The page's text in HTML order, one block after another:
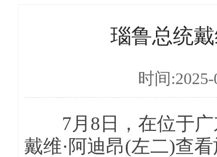
瑙鲁总统
时间
7月8日，在位于广
戴维·阿迪昂(左二)查